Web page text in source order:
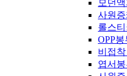
모던
사원
롤스
OPP봉
비접
엽서